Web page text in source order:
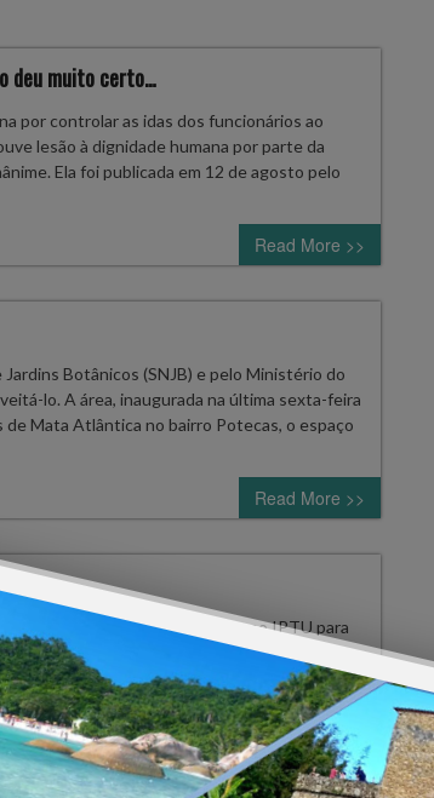
deu muito certo…
por controlar as idas dos funcionários ao
lesão à dignidade humana por parte da
Ela foi publicada em 12 de agosto pelo
Read More >>
Botânicos (SNJB) e pelo Ministério do
lo. A área, inaugurada na última sexta-feira
de Mata Atlântica no bairro Potecas, o espaço
Read More >>
uma lei que dá desconto no IPTU para
cães, gatos e cavalos acidentados. O
O carro para salvar os animais atropelados,
Read More >>